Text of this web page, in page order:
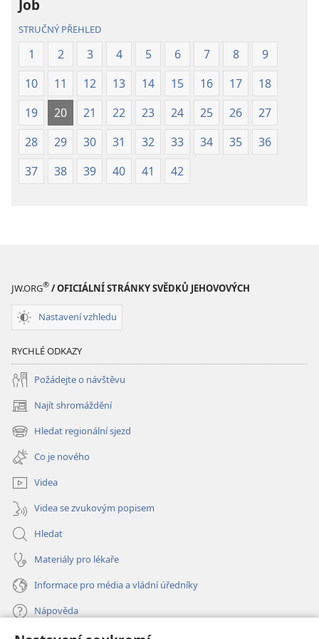
Job
STRUČNÝ PŘEHLED
1 2 3 4 5 6 7 8
9
10
11 12 13 14 15 16 17
18
19
20 21 22 23 24 25 26
27
28
29 30 31 32 33 34 35
36
37
38 39 40 41 42
JW.ORG® / OFICIÁLNÍ STRÁNKY SVĚDKŮ JEHOVOVÝCH
Nastavení vzhledu
RYCHLÉ ODKAZY
Požádejte o návštěvu
Najít shromáždění
(otevřeno
nové
okno)
Hledat regionální sjezd
(otevřeno
nové
okno)
Co je nového
Videa
Videa se zvukovým popisem
Hledat
Materiály pro lékaře
Informace pro média a vládní úředníky
Nápověda